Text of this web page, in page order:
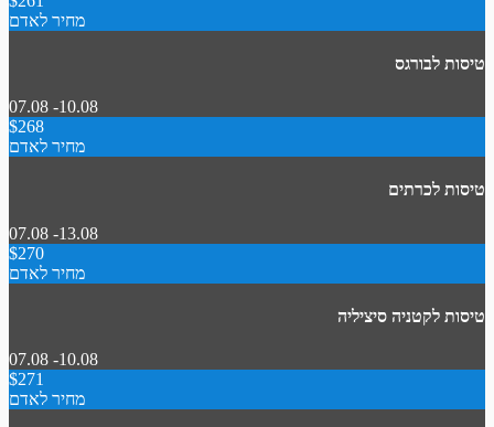
מחיר לאדם
טיסות לבורגס
07.08 -10.08
$268
מחיר לאדם
טיסות לכרתים
07.08 -13.08
$270
מחיר לאדם
טיסות לקטניה סיציליה
07.08 -10.08
$271
מחיר לאדם